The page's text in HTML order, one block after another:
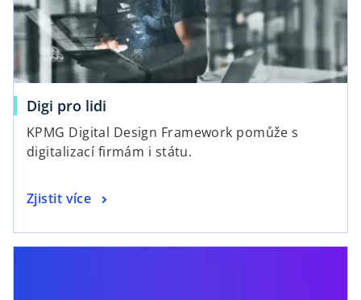
Digi pro lidi
KPMG Digital Design Framework pomůže s
digitalizací firmám i státu.
Zjistit více
opens in a new tab